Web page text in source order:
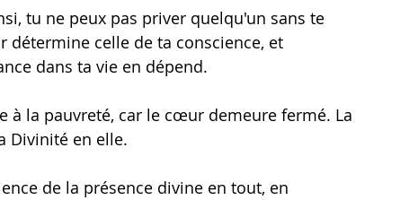
tu ne peux pas priver quelqu'un sans te
celle de ta conscience, et
dans ta vie en dépend.
à la pauvreté, car le cœur demeure fermé. La
Divinité en elle.
de la présence divine en tout, en